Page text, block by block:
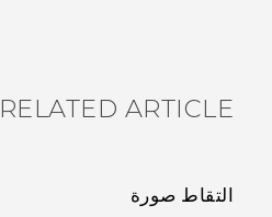
RELATED ARTICLE
التقاط صورة